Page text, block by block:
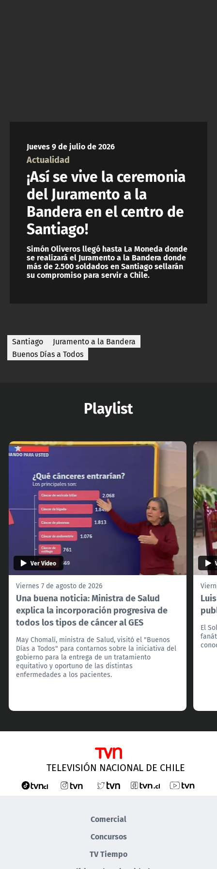
Jueves 9 de julio de 2026
Actualidad
¡Así se vive la ceremonia
del Juramento a la
Bandera en el centro de
Santiago!
Simón Oliveros llegó hasta La Moneda donde
se realizará el Juramento a la Bandera donde
más de 2.500 soldados en Santiago sellarán
su compromiso para servir a Chile.
Santiago
Juramento a la Bandera
Buenos Días a Todos
Playlist
Ver Video
Viernes 7 de agosto de 2026
Una buena noticia: Ministra de Salud
explica la incorporación progresiva de
todos los tipos de cáncer al GES
May Chomalí, ministra de Salud, visitó el "Buenos
Días a Todos" para contarnos sobre la iniciativa del
gobierno para la entrega de un tratamiento
equitativo y oportuno de las distintas
enfermedades a los pacientes.
El
TELEVISIÓN NACIONAL DE CHILE
Comercial
Concursos
TV Tiempo